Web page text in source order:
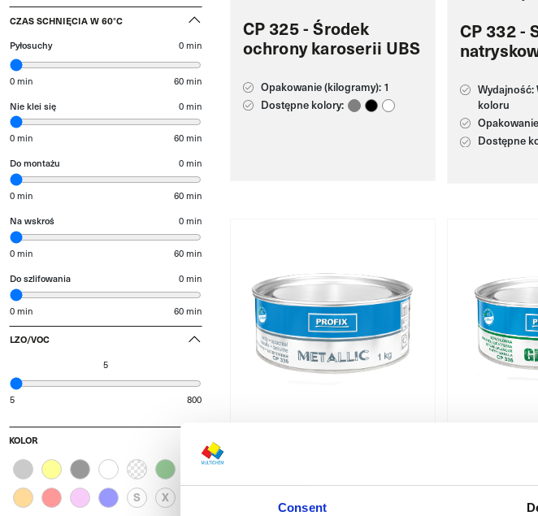
Consent
CZAS SCHNIĘCIA W 60°C
Pyłosuchy 0min
0 min 60 min
Nie klei się 0min
0 min 60 min
Do montażu 0min
0 min 60 min
Na wskroś 0min
0 min 60 min
Do szlifowania 0min
0 min 60 min
LZO/VOC
5
5 800
KOLOR
S
X
CP 325 - Środek
ochrony karoserii UBS
Opakowanie (kilogramy): 1
Dostępne kolory:
CP 332 -
Wydajność:
koloru
Dostępne
CP 335 - Szpachlówka
poliestrowa Metalic
CP 336 -
z